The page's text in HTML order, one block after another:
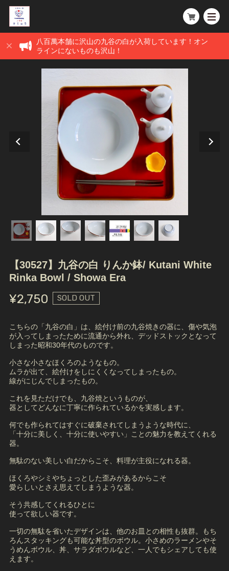
八百萬本舗に沢山の九谷の白が入荷しています！オン
ラインにないものも沢山！
【30527】九谷の白 りんか鉢/ Kutani White
Rinka Bowl / Showa Era
¥2,750 SOLD OUT
こちらの「九谷の白」は、絵付け前の九谷焼きの器に、傷や気泡
が入ってしまったために流通から外れ、デッドストックとなって
しまった昭和30年代のものです。
小さな小さなほくろのようなもの。
ムラが出て、絵付けをしにくくなってしまったもの。
線がにじんでしまったもの。
これを見ただけでも、九谷焼というものが、
器としてどんなに丁寧に作られているかを実感します。
何でも作られてはすぐに破棄されてしまうような時代に、
「十分に美しく、十分に使いやすい」ことの魅力を教えてくれる
器。
無駄のない美しい白だからこそ、料理が主役になれる器。
ほくろやシミやちょっとした歪みがあるからこそ
愛らしいとさえ思えてしまうような器。
そう共感してくれるひとに
使って欲しい器です。
一切の無駄を省いたデザインは、他のお皿との相性も抜群。もち
ろんスタッキングも可能な丼型のボウル。小さめのラーメンやそ
うめんボウル、丼、サラダボウルなど、一人でもシェアしても使
えます。